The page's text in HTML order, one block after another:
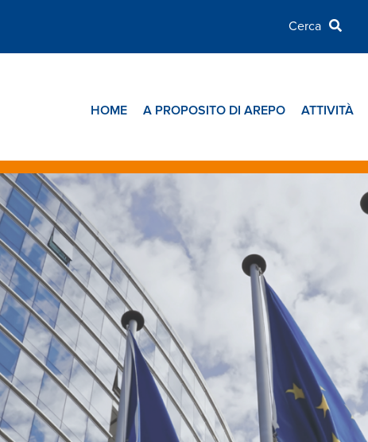
HOME A PROPOSITO DI AREPO ATTIVITÀ